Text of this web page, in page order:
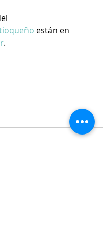
están en
.